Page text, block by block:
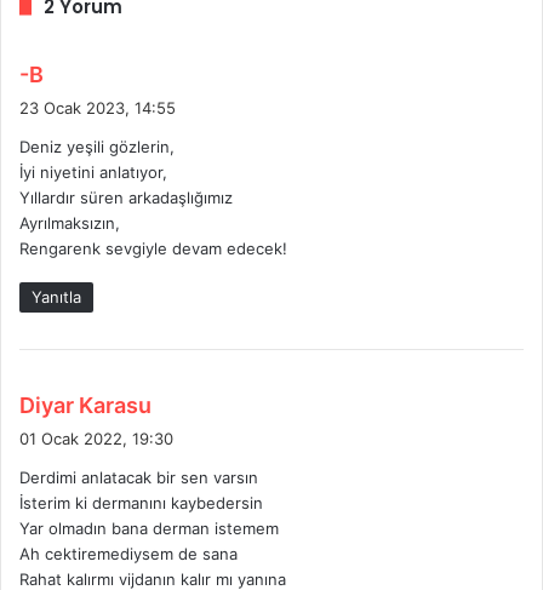
2 Yorum
-B
i
k
i
23 Ocak 2023, 14:55
Deniz yeşili gözlerin,
İyi niyetini anlatıyor,
Yıllardır süren arkadaşlığımız
Ayrılmaksızın,
Rengarenk sevgiyle devam edecek!
Yanıtla
Diyar Karasu
k
i
01 Ocak 2022, 19:30
Derdimi anlatacak bir sen varsın
İsterim ki dermanını kaybedersin
Yar olmadın bana derman istemem
Ah cektiremediysem de sana
Rahat kalırmı vijdanın kalır mı yanına